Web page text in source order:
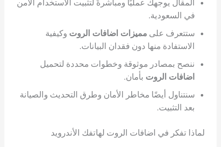
المقال يوجهك عمليًا ومباشرةً لتثبيت الاستخدام الآمن
في السعودية.
ستتعرف علىمميزات اضافات الروت وكيفية
الاستفادة منها دون فقدان البيانات.
ننصح بمصادر موثوقة وخطوات محددة لتحميل
اضافات الروت بأمان.
سنتناول أيضًا مخاطر الأمان وطرق التحديث والصيانة
بعد التثبيت.
لماذا تفكر في اضافات الروت لهاتفك الأندرويد